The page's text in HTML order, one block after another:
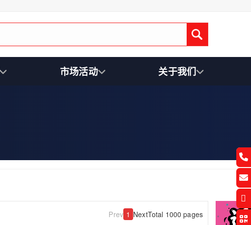
Submit
市场活动 关于我们
Prev 1 NextTotal 1000 pages